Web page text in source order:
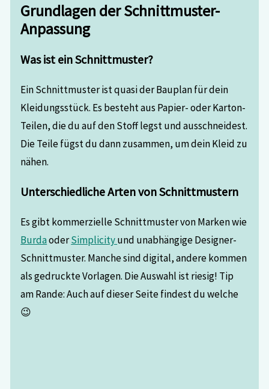
Grundlagen der Schnittmuster-
Anpassung
Was ist ein Schnittmuster?
Ein Schnittmuster ist quasi der Bauplan für dein
Kleidungsstück. Es besteht aus Papier- oder Karton-
Teilen, die du auf den Stoff legst und ausschneidest.
Die Teile fügst du dann zusammen, um dein Kleid zu
nähen.
Unterschiedliche Arten von Schnittmustern
Es gibt kommerzielle Schnittmuster von Marken wie
BurdaoderSimplicityund unabhängige Designer-
Schnittmuster. Manche sind digital, andere kommen
als gedruckte Vorlagen. Die Auswahl ist riesig! Tip
am Rande: Auch auf dieser Seite findest du welche
😉